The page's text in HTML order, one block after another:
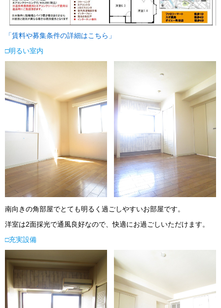
「賃料や募集条件の詳細はこちら 」
□明るい室内
南向きの角部屋でとても明るく過ごしやすいお部屋です。
洋室は2面採光で通風良好なので、快適にお過ごしいただけます。
□充実設備